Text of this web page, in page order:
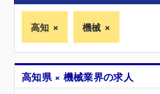
高知 機械
高知県 × 機械業界の求人